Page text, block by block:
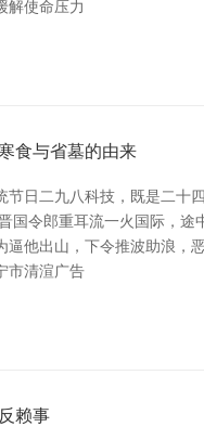
解使命压力
食与省墓的由来
节日二九八科技，既是二十
国令郎重耳流一火国际，
逼他出山，下令推波助浪，
市清渲广告
赖事